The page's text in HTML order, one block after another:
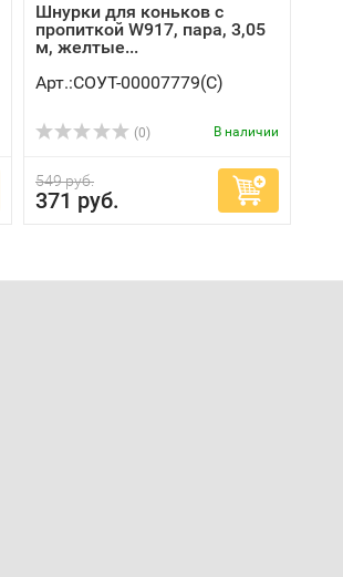
Шнурки для коньков с
пропиткой W917, пара, 3,05
м, желтые...
Арт.:СОУТ-00007779(C)
(0) В наличии
549 руб.
371 руб.